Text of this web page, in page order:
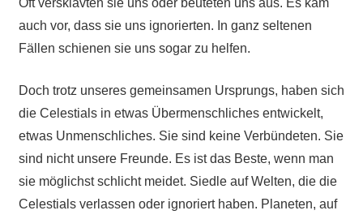
Oft versklavten sie uns oder beuteten uns aus. Es kam
auch vor, dass sie uns ignorierten. In ganz seltenen
Fällen schienen sie uns sogar zu helfen.
Doch trotz unseres gemeinsamen Ursprungs, haben sich
die Celestials in etwas Übermenschliches entwickelt,
etwas Unmenschliches. Sie sind keine Verbündeten. Sie
sind nicht unsere Freunde. Es ist das Beste, wenn man
sie möglichst schlicht meidet. Siedle auf Welten, die die
Celestials verlassen oder ignoriert haben. Planeten, auf